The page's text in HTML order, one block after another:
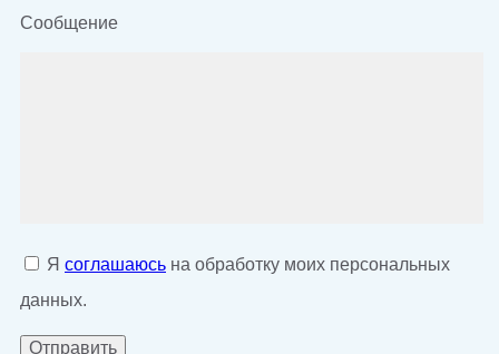
Сообщение
Я соглашаюсь на обработку моих персональных
данных.